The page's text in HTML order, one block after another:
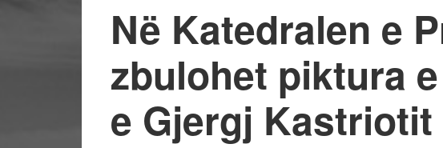
Në Katedralen e
zbulohet piktura
e Gjergj Kastriotit